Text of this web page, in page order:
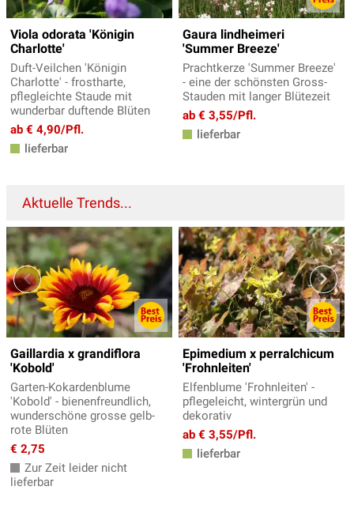
Viola odorata 'Königin
Charlotte'
Duft-Veilchen 'Königin
Charlotte' - frostharte,
pflegleichte Staude mit
wunderbar duftende Blüten
ab € 4,90/Pfl.
lieferbar
Gaura lindheimeri
'Summer Breeze'
Prachtkerze 'Summer Breeze'
- eine der schönsten Gross-
Stauden mit langer Blütezeit
ab € 3,55/Pfl.
lieferbar
Aktuelle Trends...
Gaillardia x grandiflora
'Kobold'
Garten-Kokardenblume
'Kobold' - bienenfreundlich,
wunderschöne grosse gelb-
rote Blüten
€ 2,75
Zur Zeit leider nicht
lieferbar
Epimedium x perralchicum
'Frohnleiten'
Elfenblume 'Frohnleiten' -
pflegeleicht, wintergrün und
dekorativ
ab € 3,55/Pfl.
lieferbar